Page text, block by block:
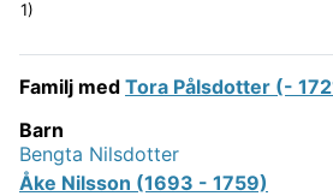
1)
Familj med Tora Pålsdotter (-
Barn
Bengta Nilsdotter
Åke Nilsson (1693 - 1759)